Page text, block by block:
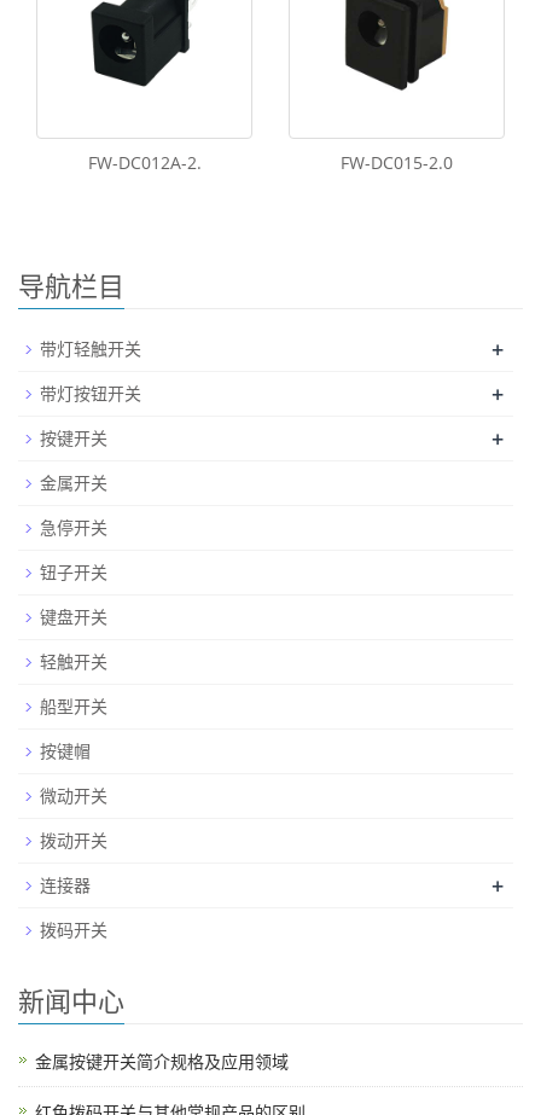
FW-DC012A-2. FW-DC015-2.0
导航栏目
带灯轻触开关 +
带灯按钮开关 +
按键开关 +
金属开关
急停开关
钮子开关
键盘开关
轻触开关
船型开关
按键帽
微动开关
拨动开关
连接器
+
拨码开关
新闻中心
金属按键开关简介规格及应用领域